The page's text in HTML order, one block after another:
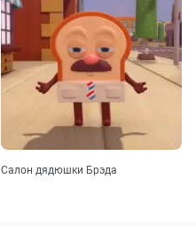
Салон дядюшки Брэда